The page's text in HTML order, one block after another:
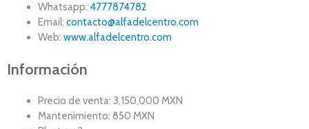
Whatsapp: 4777874782
Email: contacto@alfadelcentro.com
Web: www.alfadelcentro.com
Información
Precio de venta: 3,150,000 MXN
Mantenimiento: 850 MXN